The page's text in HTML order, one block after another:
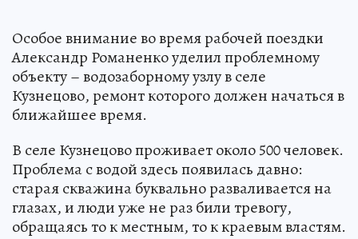
Особое внимание во время рабочей поездки
Александр Романенко уделил проблемному
объекту – водозаборному узлу в селе
Кузнецово, ремонт которого должен начаться в
ближайшее время.
В селе Кузнецово проживает около 500 человек.
Проблема с водой здесь появилась давно:
старая скважина буквально разваливается на
глазах, и люди уже не раз били тревогу,
обращаясь то к местным, то к краевым властям.